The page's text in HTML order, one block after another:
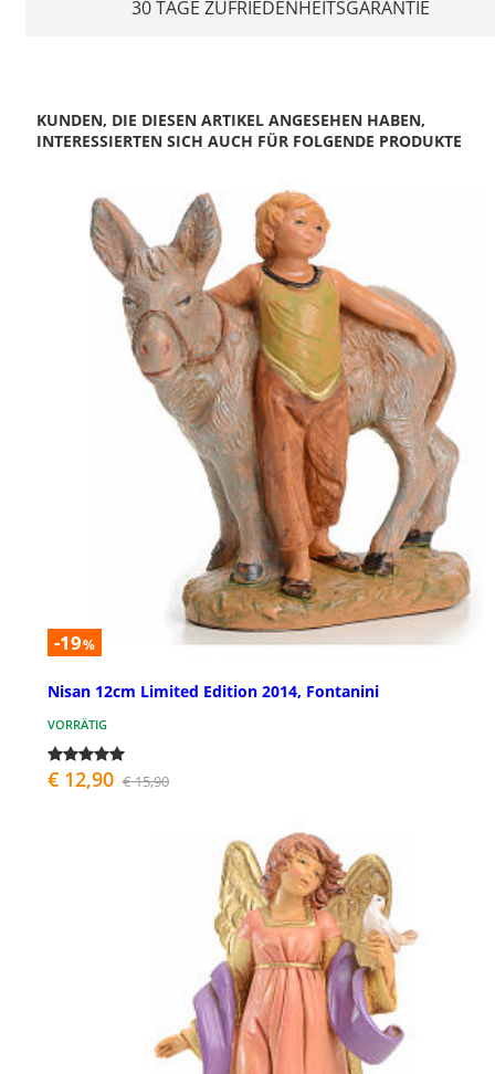
30 TAGE ZUFRIEDENHEITSGARANTIE
KUNDEN, DIE DIESEN ARTIKEL ANGESEHEN HABEN,
INTERESSIERTEN SICH AUCH FÜR FOLGENDE PRODUKTE
-19%
Nisan 12cm Limited Edition 2014, Fontanini
VORRÄTIG
€ 12,90 € 15,90